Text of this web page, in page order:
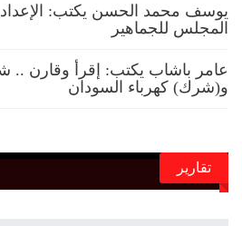
يوسف محمد الحسن يكتب: الإعداد
المجلس للجماهير
عامر باشاب يكتب: إقرأ وقارن ..
و(شرك) كهرباء السودان
تقارير